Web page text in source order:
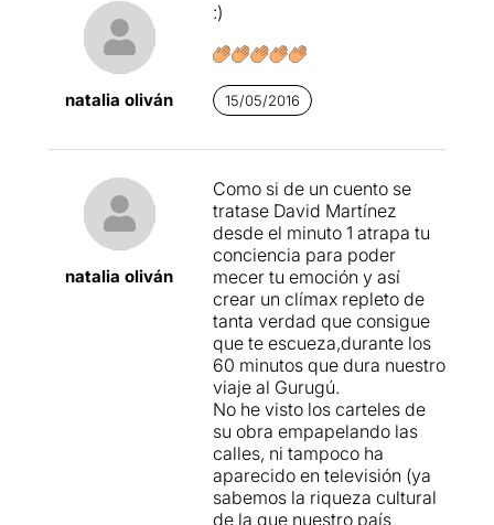
d’arribar al Gurugú.
que totes les vostres
pertinences són dins d’una
bossa de plàstic...
De cop apareix Marley, un
viu entre els immigrants en
el Gurugú.
Marley, el gos d’aquesta
història té veu. Té una
història que explicar-nos.
Nosaltres l’escoltarem i
prendrem consciencia del
drama de la immigració.
Passem dins la sala on s’ha
creat un espai escènic
especial. Un espai on es
difuminen els límits entre la
realitat i la ficció. El públic
seguim formant part de
natalia oliván
:)
15/05/2016
natalia oliván
Como si de un cuento se
tratase David Martínez
desde el minuto 1 atrapa tu
conciencia para poder
mecer tu emoción y así
crear un clímax repleto de
tanta verdad que consigue
que te escueza,durante los
60 minutos que dura nuestro
viaje al Gurugú.
No he visto los carteles de
su obra empapelando las
calles, ni tampoco ha
aparecido en televisión (ya
sabemos la riqueza cultural
de la que nuestro país